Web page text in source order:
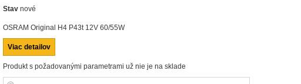
Stav nové
OSRAM Original H4 P43t 12V 60/55W
Viac detailov
Produkt s požadovanými parametrami už nie je na sklade